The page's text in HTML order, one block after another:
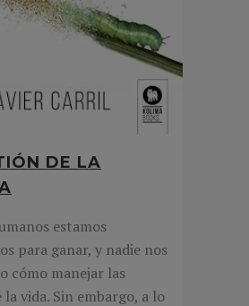
DE LA
estamos
para ganar, y nadie nos
cómo manejar las
la vida. Sin embargo, a lo